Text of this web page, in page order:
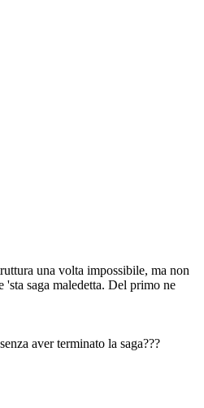
una volta impossibile, ma non
saga maledetta. Del primo ne
aver terminato la saga???